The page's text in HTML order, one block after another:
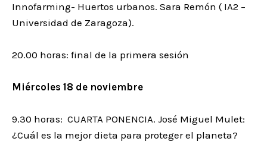
Innofarming- Huertos urbanos. Sara Remón ( IA2 –
Universidad de Zaragoza).
20.00 horas: final de la primera sesión
Miércoles 18 de noviembre
9.30 horas: CUARTA PONENCIA. José Miguel Mulet:
¿Cuál es la mejor dieta para proteger el planeta?